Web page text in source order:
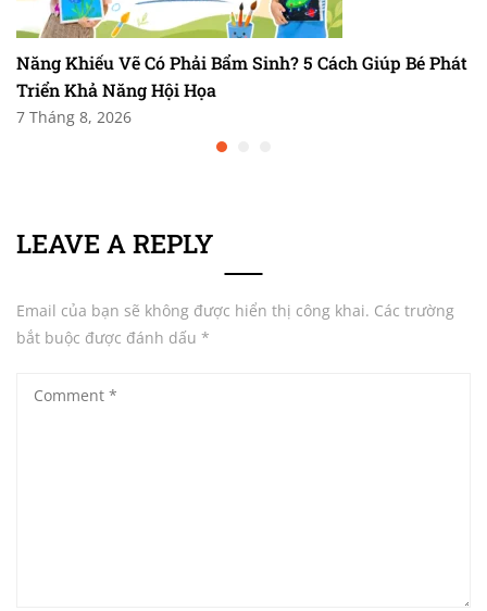
Năng Khiếu Vẽ Có Phải Bẩm Sinh? 5 Cách Giúp Bé Phát
Triển Khả Năng Hội Họa
7 Tháng 8, 2026
LEAVE A REPLY
Email của bạn sẽ không được hiển thị công khai. Các trường
bắt buộc được đánh dấu *